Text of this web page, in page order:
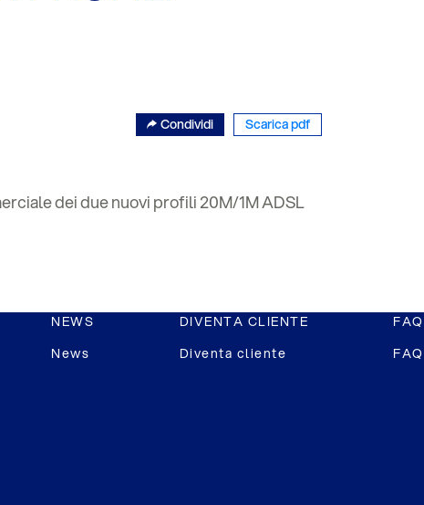
Condividi Scarica pdf
dei due nuovi profili 20M/1M ADSL
NEWS
News
DIVENTA CLIENTE
Diventa cliente
FAQ
FAQ